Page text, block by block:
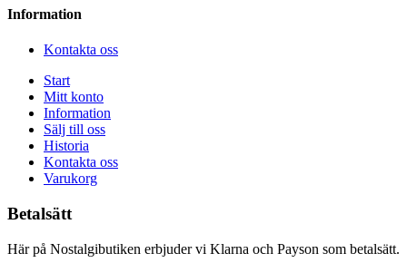
Information
Kontakta oss
Start
Mitt konto
Information
Sälj till oss
Historia
Kontakta oss
Varukorg
Betalsätt
Här på Nostalgibutiken erbjuder vi Klarna och Payson som betalsätt.